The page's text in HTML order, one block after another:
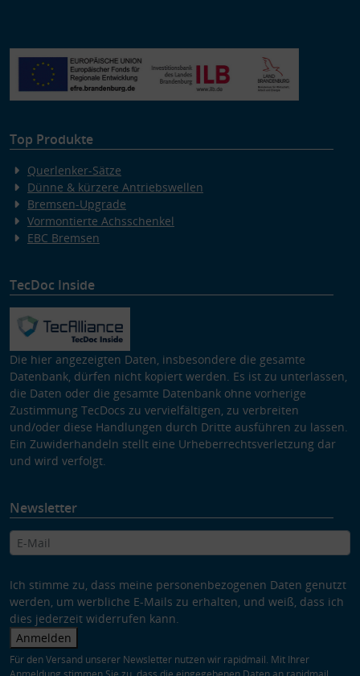
Top Produkte
Querlenker-Sätze
Dünne & kürzere Antriebswellen
Bremsen-Upgrade
Vormontierte Achsschenkel
EBC Bremsen
TecDoc Inside
Die hier angezeigten Daten, insbesondere die gesamte
Datenbank, dürfen nicht kopiert werden. Es ist zu unterlassen,
die Daten oder die gesamte Datenbank ohne vorherige
Zustimmung TecDocs zu vervielfältigen, zu verbreiten
und/oder diese Handlungen durch Dritte ausführen zu lassen.
Ein Zuwiderhandeln stellt eine Urheberrechtsverletzung dar
und wird verfolgt.
Newsletter
Ich stimme zu, dass meine personenbezogenen Daten genutzt
werden, um werbliche E-Mails zu erhalten, und weiß, dass ich
dies jederzeit widerrufen kann.
Anmelden
Für den Versand unserer Newsletter nutzen wir rapidmail. Mit Ihrer